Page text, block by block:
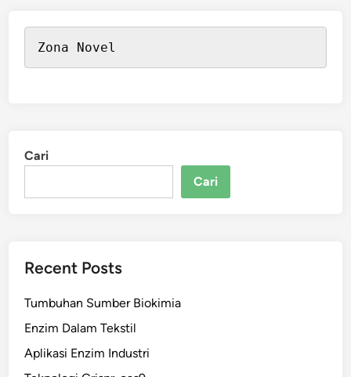
Zona Novel
Cari
Cari
Recent Posts
Tumbuhan Sumber Biokimia
Enzim Dalam Tekstil
Aplikasi Enzim Industri